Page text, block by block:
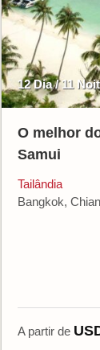
12 Dia / 11
O melhor
Samui
Tailândia
Bangkok,
A partir de